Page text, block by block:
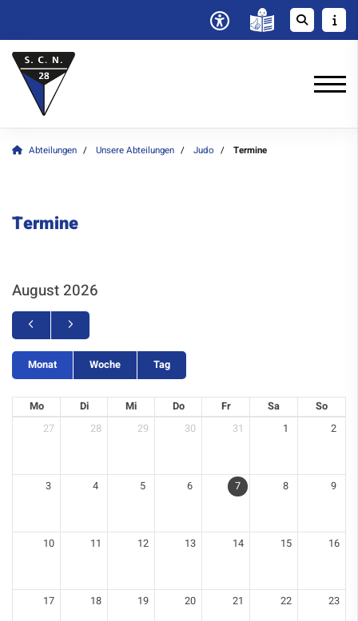
Abteilungen Unsere Abteilungen Judo Termine
Termine
August 2026
Monat Woche Tag
Mo Di Mi Do Fr Sa
So
27
28 29 30 31 1 2
3 4 5 6 7 8 9
10 11 12 13 14 15 16
17 18 19 20 21 22 23